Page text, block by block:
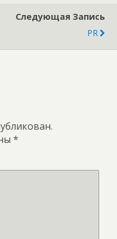
Следующая Запись
PR
*